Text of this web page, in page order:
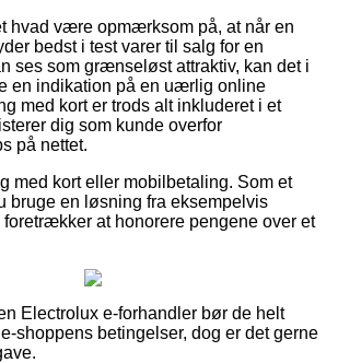
hvad være opmærksom på, at når en
bedst i test varer til salg for en
ses som grænseløst attraktiv, kan det i
en indikation på en uærlig online
med kort er trods alt inkluderet i et
dig som kunde overfor
på nettet.
med kort eller mobilbetaling. Som et
bruge en løsning fra eksempelvis
at honorere pengene over et
Electrolux e-forhandler bør de helt
shoppens betingelser, dog er det gerne